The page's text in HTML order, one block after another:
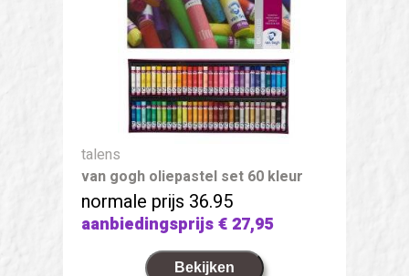
talens
van gogh oliepastel set 60 kleur
normale prijs 36.95
aanbiedingsprijs€ 27,95
Bekijken